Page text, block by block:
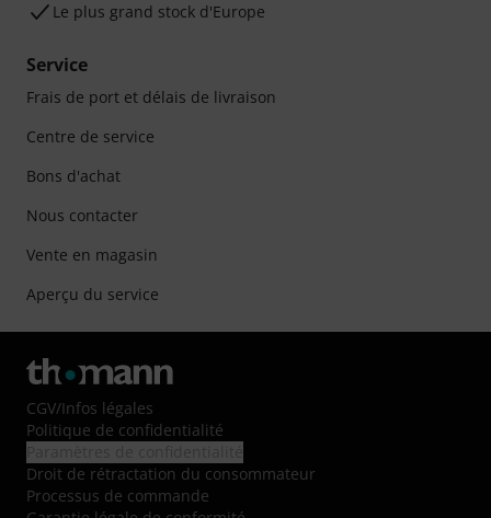
Le plus grand stock d'Europe
Service
Frais de port et délais de livraison
Centre de service
Bons d'achat
Nous contacter
Vente en magasin
Aperçu du service
CGV/Infos légales
Politique de confidentialité
Droit de rétractation du consommateur
Processus de commande